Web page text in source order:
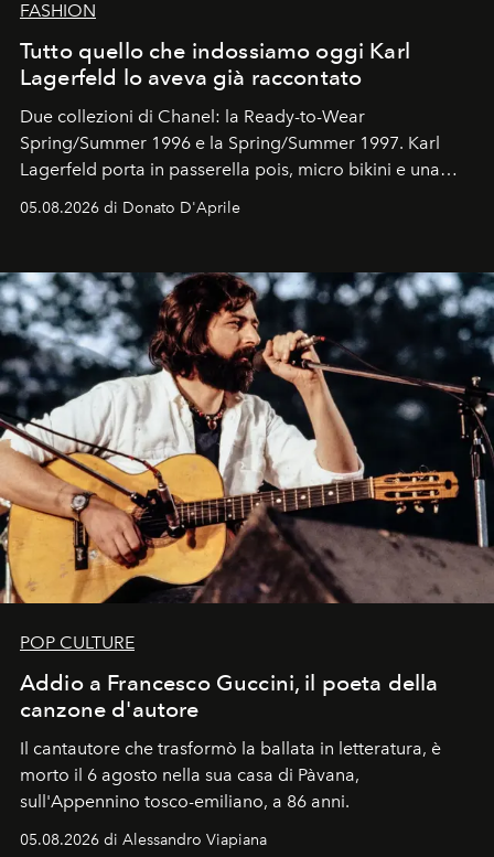
FASHION
Tutto quello che indossiamo oggi Karl
Lagerfeld lo aveva già raccontato
Due collezioni di Chanel: la Ready-to-Wear
Spring/Summer 1996 e la Spring/Summer 1997. Karl
Lagerfeld porta in passerella pois, micro bikini e una
logomania pensata per la spiaggia
Kate, Claudia e Carla una dietro l'altra. Trent'anni dopo,
uno dei documenti più contemporanei che abbiamo.
05.08.2026 di Donato D'Aprile
POP CULTURE
Addio a Francesco Guccini, il poeta della
canzone d'autore
Il cantautore che trasformò la ballata in letteratura, è
morto il 6 agosto nella sua casa di Pàvana,
sull'Appennino tosco-emiliano, a 86 anni.
05.08.2026 di Alessandro Viapiana